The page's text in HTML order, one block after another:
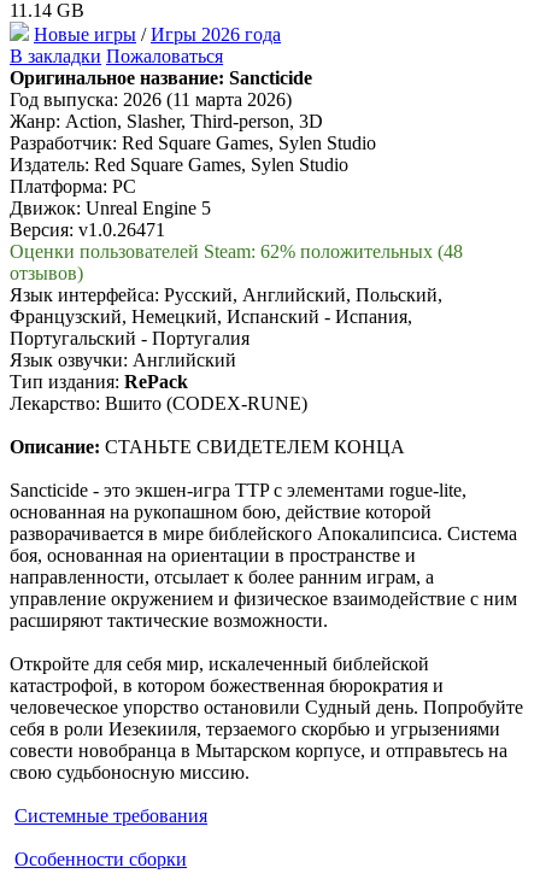
11.14 GB
Новые игры /Игры 2026 года
В закладки Пожаловаться
Оригинальное название: Sancticide
Год выпуска: 2026 (11 марта 2026)
Жанр: Action, Slasher, Third-person, 3D
Разработчик: Red Square Games, Sylen Studio
Издатель: Red Square Games, Sylen Studio
Платформа: PC
Движок: Unreal Engine 5
Версия: v1.0.26471
Оценки пользователей Steam: 62% положительных (48
отзывов)
Язык интерфейса: Русский, Английский, Польский,
Французский, Немецкий, Испанский - Испания,
Португальский - Португалия
Язык озвучки: Английский
Тип издания: RePack
Лекарство: Вшито (CODEX-RUNE)
Описание: СТАНЬТЕ СВИДЕТЕЛЕМ КОНЦА
Sancticide - это экшен-игра TTP с элементами rogue-lite,
основанная на рукопашном бою, действие которой
разворачивается в мире библейского Апокалипсиса. Система
боя, основанная на ориентации в пространстве и
направленности, отсылает к более ранним играм, а
управление окружением и физическое взаимодействие с ним
расширяют тактические возможности.
Откройте для себя мир, искалеченный библейской
катастрофой, в котором божественная бюрократия и
человеческое упорство остановили Судный день. Попробуйте
себя в роли Иезекииля, терзаемого скорбью и угрызениями
совести новобранца в Мытарском корпусе, и отправьтесь на
свою судьбоносную миссию.
Системные требования
Особенности сборки